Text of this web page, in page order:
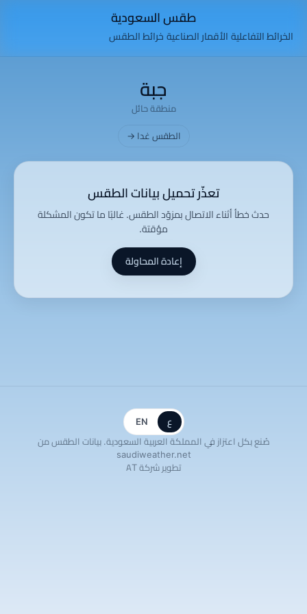
طقس السعودية
الخرائط التفاعليةالأقمار الصناعيةخرائط الطقس
جبة
منطقة حائل
الطقس غدا →
تعذّر تحميل بيانات الطقس
حدث خطأ أثناء الاتصال بمزوّد الطقس. غالبًا ما تكون المشكلة
مؤقتة.
إعادة المحاولة
ع EN
صُنع بكل اعتزاز في المملكة العربية السعودية. بيانات الطقس من
saudiweather.net
تطوير شركة AT